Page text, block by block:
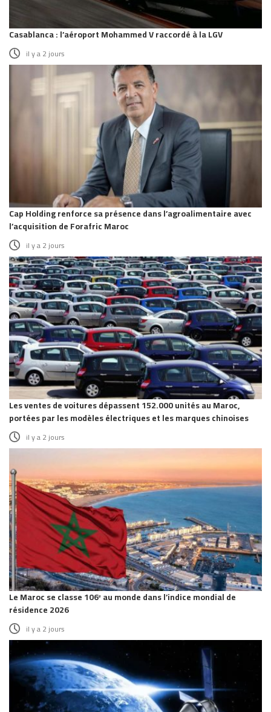
Casablanca : l’aéroport Mohammed V raccordé à la LGV
il y a 2 jours
Cap Holding renforce sa présence dans l’agroalimentaire avec
l’acquisition de Forafric Maroc
il y a 2 jours
Les ventes de voitures dépassent 152.000 unités au Maroc,
portées par les modèles électriques et les marques chinoises
il y a 2 jours
Le Maroc se classe 106ᵉ au monde dans l’indice mondial de
résidence 2026
il y a 2 jours